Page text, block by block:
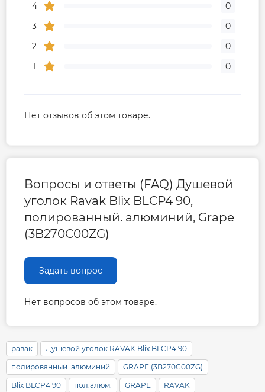
4
0
3
0
2
0
1
0
Нет отзывов об этом товаре.
Вопросы и ответы (FAQ) Душевой
уголок Ravak Blix BLCP4 90,
полированный. алюминий, Grape
(3B270C00ZG)
Задать вопрос
Нет вопросов об этом товаре.
равак Душевой уголок RAVAK Blix BLCP4 90
полированный. алюминий GRAPE (3B270C00ZG)
Blix BLCP4 90 пол.алюм. GRAPE RAVAK